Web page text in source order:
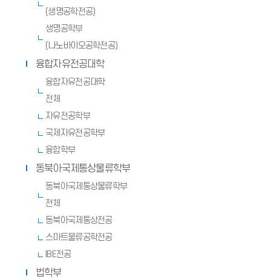
(생명공학전공)
생명공학부
(나노바이오공학전공)
융합자유전공대학
융합자유전공대학
전체
자유전공학부
국제자유전공학부
융합학부
동북아국제통상물류학부
동북아국제통상물류학부
전체
동북아국제통상전공
스마트물류공학전공
IBE전공
법학부